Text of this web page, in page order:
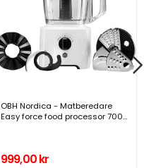
OBH Nordica - Matberedare
Easy force food processor 700
999,00 kr